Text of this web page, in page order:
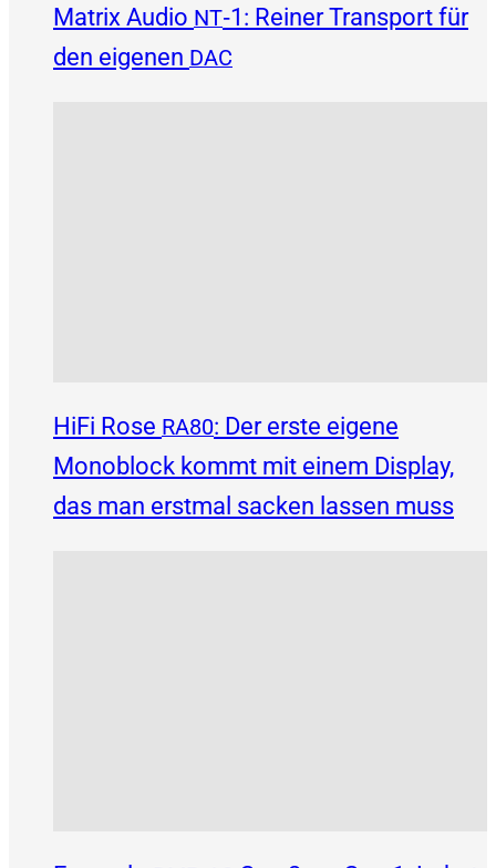
Matrix Audio NT‑1: Reiner Transport für
den eigenen DAC
HiFi Rose RA80: Der erste eigene
Monoblock kommt mit einem Display,
das man erstmal sacken lassen muss